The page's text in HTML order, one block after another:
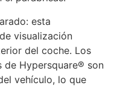
esta
visualización
del coche. Los
de Hypersquare® son
vehículo, lo que